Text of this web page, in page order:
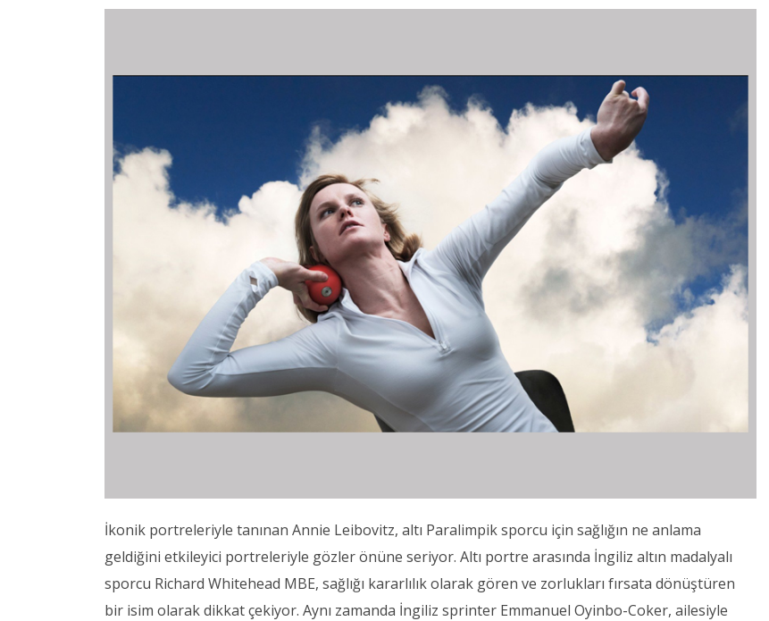
İkonik portreleriyle tanınan Annie Leibovitz, altı Paralimpik sporcu için sağlığın ne anlama
geldiğini etkileyici portreleriyle gözler önüne seriyor. Altı portre arasında İngiliz altın madalyalı
sporcu Richard Whitehead MBE, sağlığı kararlılık olarak gören ve zorlukları fırsata dönüştüren
bir isim olarak dikkat çekiyor. Aynı zamanda İngiliz sprinter Emmanuel Oyinbo-Coker, ailesiyle